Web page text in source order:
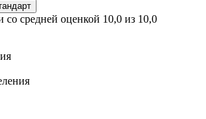
со средней оценкой 10,0 из 10,0